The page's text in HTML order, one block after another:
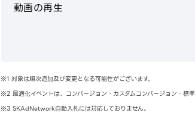
動画の再生
※1 対象は順次追加及び変更となる可能性がございます。
※2 最適化イベントは、コンバージョン・カスタムコンバージョン・標準
※3 SKAdNetwork自動入札には対応しておりません。